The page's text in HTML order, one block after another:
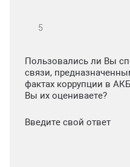
Пользовались ли Вы
связи,
фактах коррупции в
Вы их оцениваете?
Введите свой ответ